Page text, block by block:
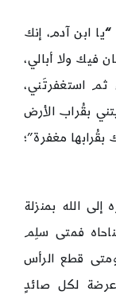
“يا ابن آدم، إنك
فيك ولا أبالي،
ثم استغفرتَني،
بقُراب الأرض
مغفرة”؛
الله بمنزلة
فمتى سلِم
ومتى قطع الرأس
عرضة لكل صائدٍ